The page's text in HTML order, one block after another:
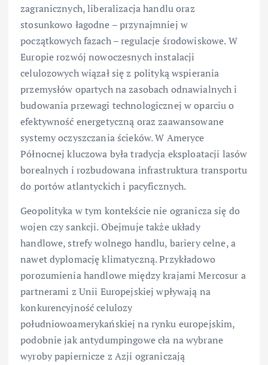
zagranicznych, liberalizacja handlu oraz
stosunkowo łagodne – przynajmniej w
początkowych fazach – regulacje środowiskowe. W
Europie rozwój nowoczesnych instalacji
celulozowych wiązał się z polityką wspierania
przemysłów opartych na zasobach odnawialnych i
budowania przewagi technologicznej w oparciu o
efektywność energetyczną oraz zaawansowane
systemy oczyszczania ścieków. W Ameryce
Północnej kluczowa była tradycja eksploatacji lasów
borealnych i rozbudowana infrastruktura transportu
do portów atlantyckich i pacyficznych.
Geopolityka w tym kontekście nie ogranicza się do
wojen czy sankcji. Obejmuje także układy
handlowe, strefy wolnego handlu, bariery celne, a
nawet dyplomację klimatyczną. Przykładowo
porozumienia handlowe między krajami Mercosur a
partnerami z Unii Europejskiej wpływają na
konkurencyjność celulozy
południowoamerykańskiej na rynku europejskim,
podobnie jak antydumpingowe cła na wybrane
wyroby papiernicze z Azji ograniczają